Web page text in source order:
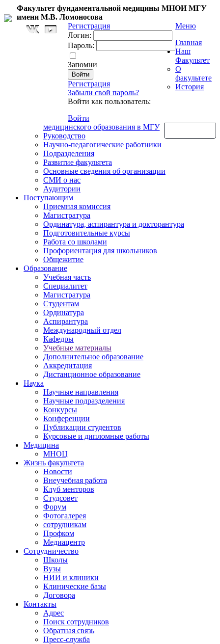
Факультет фундаментальной медицины МНОИ МГУ
имени М.В. Ломоносова
Регистрация
Логин:
Пароль:
Запомни
Регистрация
Забыли свой пароль?
Войти как пользователь:
Войти
Меню
Главная
Наш
Факультет
О
факультете
История
медицинского образования в МГУ
Руководство
Научно-педагогические работники
Подразделения
Развитие факультета
Основные сведения об организации
СМИ о нас
Аудитории
Поступающим
Приемная комиссия
Магистратура
Ординатура, аспирантура и докторантура
Подготовительные курсы
Работа со школами
Профориентация для школьников
Общежитие
Образование
Учебная часть
Специалитет
Магистратура
Студентам
Ординатура
Аспирантура
Международный отдел
Кафедры
Учебные материалы
Дополнительное образование
Аккредитация
Дистанционное образование
Наука
Научные направления
Научные подразделения
Конкурсы
Конференции
Публикации студентов
Курсовые и дипломные работы
Медицина
МНОЦ
Жизнь факультета
Новости
Внеучебная работа
Клуб менторов
Студсовет
Форум
Фотогалерея
сотрудникам
Профком
Медиацентр
Сотрудничество
Школы
Вузы
НИИ и клиники
Клинические базы
Договора
Контакты
Адрес
Поиск сотрудников
Обратная связь
Пресс-служба